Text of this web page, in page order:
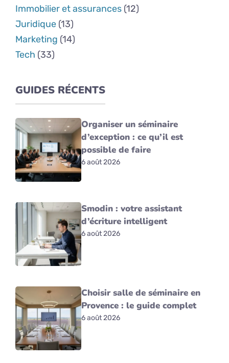
Immobilier et assurances (12)
Juridique (13)
Marketing (14)
Tech (33)
GUIDES RÉCENTS
Organiser un séminaire
d’exception : ce qu’il est
possible de faire
6 août 2026
Smodin : votre assistant
d’écriture intelligent
6 août 2026
Choisir salle de séminaire en
Provence : le guide complet
6 août 2026